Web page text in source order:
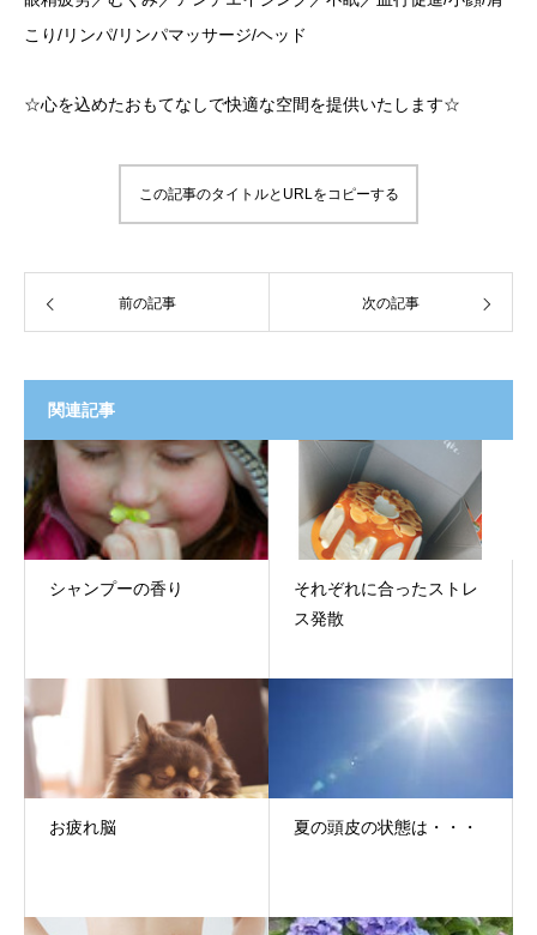
こり/リンパ/リンパマッサージ/ヘッド
☆心を込めたおもてなしで快適な空間を提供いたします☆
この記事のタイトルとURLをコピーする
前の記事 次の記事
関連記事
シャンプーの香り
それぞれに合ったストレ
ス発散
お疲れ脳 夏の頭皮の状態は・・・